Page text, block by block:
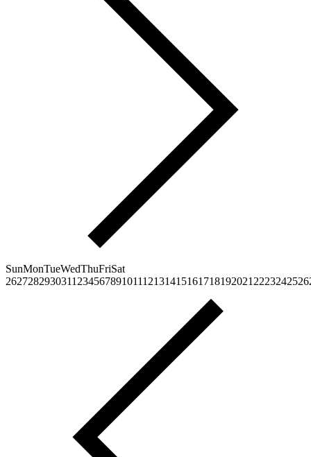
SunMonTueWedThuFriSat
2627282930311 23456789101112131415161718192021 2223242526